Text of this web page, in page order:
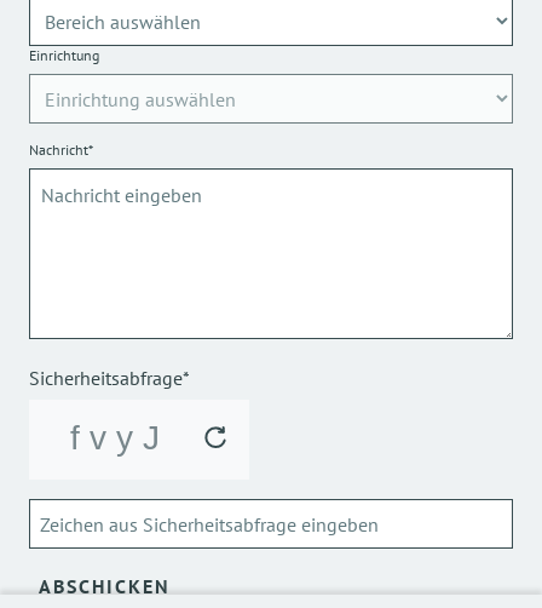
Einrichtung
Nachricht*
Sicherheitsabfrage*
ABSCHICKEN